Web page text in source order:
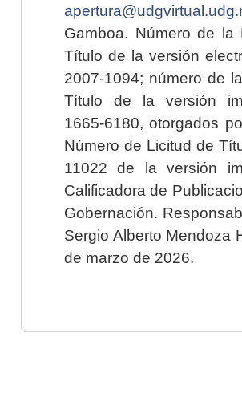
Gamboa. Número de
Título de la versión
2007-1094; número de
Título de la versión
1665-6180, otorgados
Número de Licitud de
11022 de la versión
Calificadora de
Gobernación.
Sergio Alberto Mendoza
de marzo de 2026.